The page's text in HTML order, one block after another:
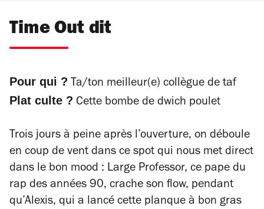
Time Out dit
Pour qui ? Ta/ton meilleur(e) collègue de taf
Plat culte ? Cette bombe de dwich poulet
Trois jours à peine après l’ouverture, on déboule
en coup de vent dans ce spot qui nous met direct
dans le bon mood : Large Professor, ce pape du
rap des années 90, crache son flow, pendant
qu’Alexis, qui a lancé cette planque à bon gras